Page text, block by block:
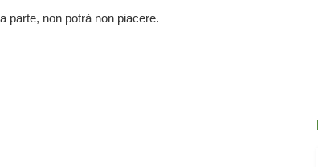
parte, non potrà non piacere.